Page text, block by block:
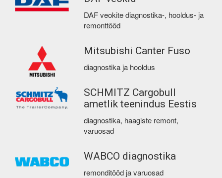
DAF veokite diagnostika-, hooldus- ja
remonttööd
Mitsubishi Canter Fuso
diagnostika ja hooldus
SCHMITZ Cargobull
ametlik teenindus Eestis
diagnostika, haagiste remont,
varuosad
WABCO diagnostika
remonditööd ja varuosad